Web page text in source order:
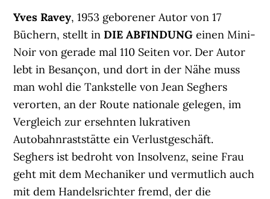
Yves Ravey, 1953 geborener Autor von 17
Büchern, stellt inDIE ABFINDUNG einen Mini-
Noir von gerade mal 110 Seiten vor. Der Autor
lebt in Besançon, und dort in der Nähe muss
man wohl die Tankstelle von Jean Seghers
verorten, an der Route nationale gelegen, im
Vergleich zur ersehnten lukrativen
Autobahnraststätte ein Verlustgeschäft.
Seghers ist bedroht von Insolvenz, seine Frau
geht mit dem Mechaniker und vermutlich auch
mit dem Handelsrichter fremd, der die